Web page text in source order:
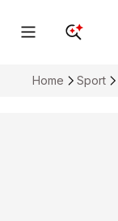
Home Sport